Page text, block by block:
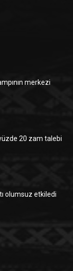
merkezi
20 zam talebi
olumsuz etkiledi